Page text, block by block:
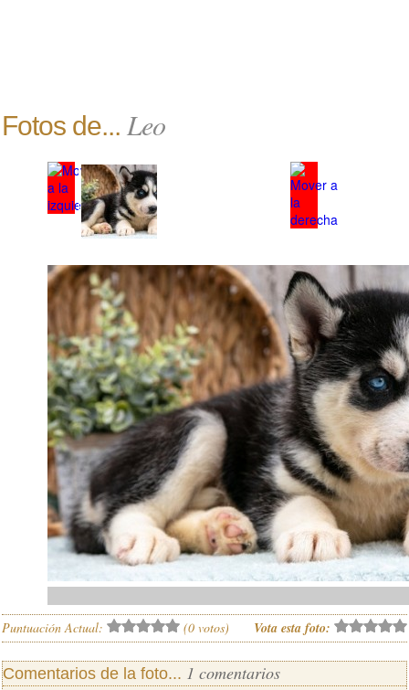
Fotos de... Leo
Puntuación Actual: (0 votos) Vota esta foto:
Comentarios de la foto... 1 comentarios